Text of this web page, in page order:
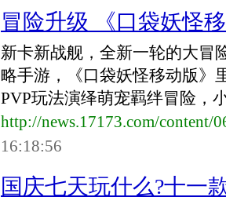
冒险升级 《口袋妖怪
新卡新战舰，全新一轮的大冒
略手游，《口袋妖怪移动版》
PVP玩法演绎萌宠羁绊冒险，
http://news.17173.com/content/
16:18:56
国庆七天玩什么?十一